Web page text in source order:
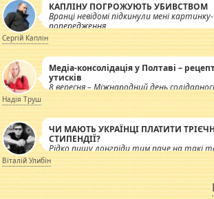
КАПЛІНУ ПОГРОЖУЮТЬ УБИВСТВОМ
Вранці невідомі підкинули мені картинку-
попередження
Сергій Каплін
Медіа-консолідація у Полтаві –
утисків
8 вересня – Міжнародний день
журналістів.
Надія Труш
ЧИ МАЮТЬ УКРАЇНЦІ ПЛАТИТИ
СТИПЕНДІЇ?
Рідко пишу лонгріди тим паче на такі
але вже просто дістало! Обурюють
інсенуації навколо стипендіального
Штучно роздувається ще одна соціальна
катастрофа.
Віталій Улибін